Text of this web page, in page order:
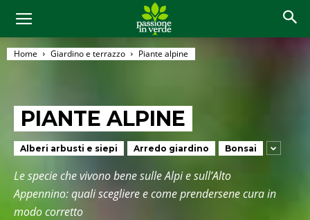
Home Giardino e terrazzo Piante alpine
PIANTE ALPINE
Alberi arbusti e siepi Arredo giardino Bonsai
Le specie che vivono bene sulle Alpi e sull’Alto
Appennino: quali scegliere e come prendersene cura in
modo corretto